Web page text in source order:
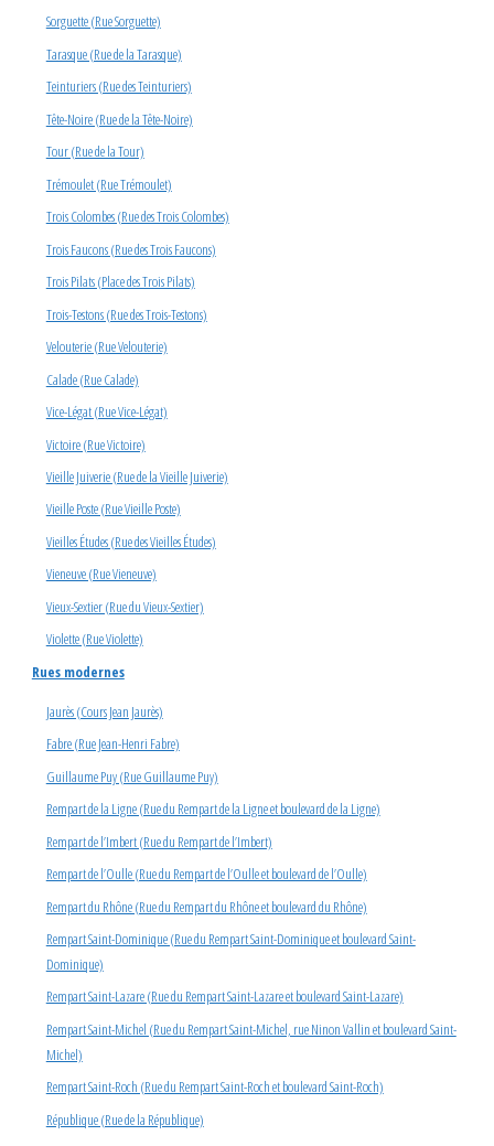
Sorguette (Rue Sorguette)
Tarasque (Rue de la Tarasque)
Teinturiers (Rue des Teinturiers)
Tête-Noire (Rue de la Tête-Noire)
Tour (Rue de la Tour)
Trémoulet (Rue Trémoulet)
Trois Colombes (Rue des Trois Colombes)
Trois Faucons (Rue des Trois Faucons)
Trois Pilats (Place des Trois Pilats)
Trois-Testons (Rue des Trois-Testons)
Velouterie (Rue Velouterie)
Calade (Rue Calade)
Vice-Légat (Rue Vice-Légat)
Victoire (Rue Victoire)
Vieille Juiverie (Rue de la Vieille Juiverie)
Vieille Poste (Rue Vieille Poste)
Vieilles Études (Rue des Vieilles Études)
Vieneuve (Rue Vieneuve)
Vieux-Sextier (Rue du Vieux-Sextier)
Violette (Rue Violette)
Rues modernes
Jaurès (Cours Jean Jaurès)
Fabre (Rue Jean-Henri Fabre)
Guillaume Puy (Rue Guillaume Puy)
Rempart de la Ligne (Rue du Rempart de la Ligne et boulevard de la Ligne)
Rempart de l’Imbert (Rue du Rempart de l’Imbert)
Rempart de l’Oulle (Rue du Rempart de l’Oulle et boulevard de l’Oulle)
Rempart du Rhône (Rue du Rempart du Rhône et boulevard du Rhône)
Rempart Saint-Dominique (Rue du Rempart Saint-Dominique et boulevard Saint-
Dominique)
Rempart Saint-Lazare (Rue du Rempart Saint-Lazare et boulevard Saint-Lazare)
Rempart Saint-Michel (Rue du Rempart Saint-Michel, rue Ninon Vallin et boulevard Saint-
Michel)
Rempart Saint-Roch (Rue du Rempart Saint-Roch et boulevard Saint-Roch)
République (Rue de la République)